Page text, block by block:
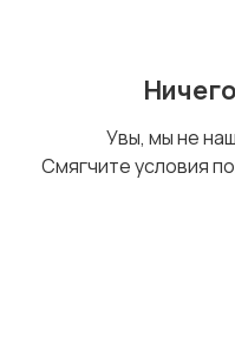
инструменты
Увы, мы не
Смягчите условия